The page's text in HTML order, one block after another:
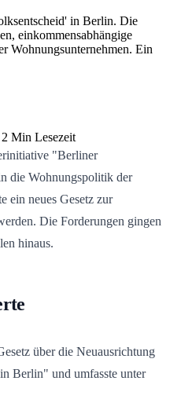
in Berlin. Die
einkommensabhängige
Wohnungsunternehmen. Ein
2 Min Lesezeit
"Berliner
die Wohnungspolitik der
ein neues Gesetz zur
Die Forderungen gingen
hinaus.
über die Neuausrichtung
Berlin" und umfasste unter